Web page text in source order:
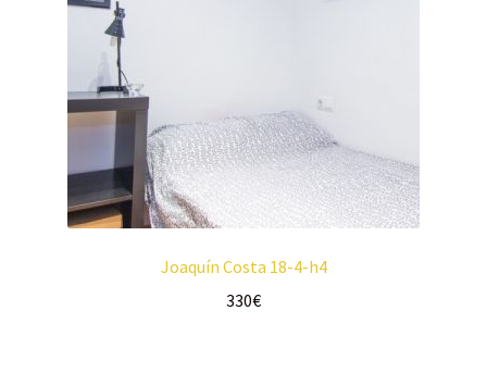
Joaquín Costa 18-4-h4
330€